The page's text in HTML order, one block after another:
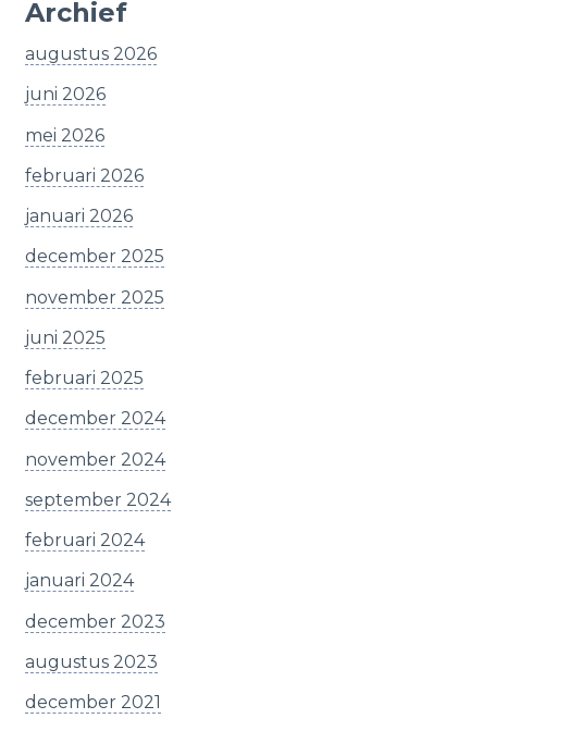
Archief
augustus 2026
juni 2026
mei 2026
februari 2026
januari 2026
december 2025
november 2025
juni 2025
februari 2025
december 2024
november 2024
september 2024
februari 2024
januari 2024
december 2023
augustus 2023
december 2021